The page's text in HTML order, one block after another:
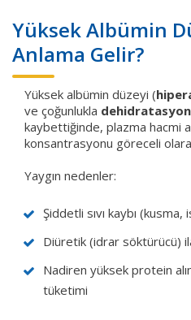
Yüksek Albümin
Anlama Gelir?
Yüksek albümin düzeyi (
ve çoğunlukla dehidratasyon
kaybettiğinde, plazma hacmi
konsantrasyonu göreceli
Yaygın nedenler:
Şiddetli sıvı kaybı (kusma,
Diüretik (idrar söktürücü)
Nadiren yüksek protein
tüketimi